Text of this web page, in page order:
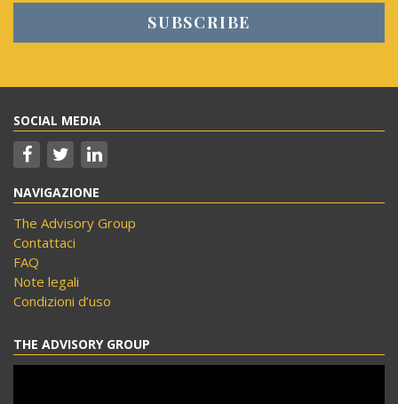
SOCIAL MEDIA
NAVIGAZIONE
The Advisory Group
Contattaci
FAQ
Note legali
Condizioni d’uso
THE ADVISORY GROUP